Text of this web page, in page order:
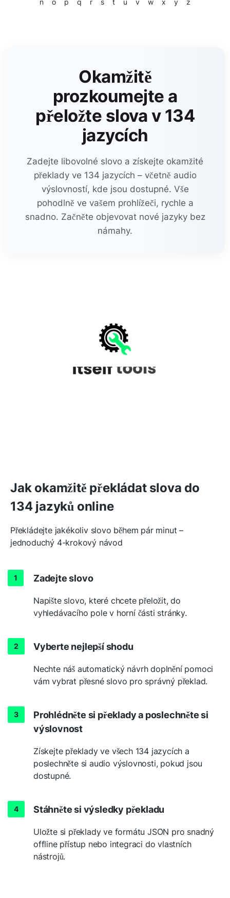
n o p q r s t u v w x y z
Okamžitě
prozkoumejte a
přeložte slova v 134
jazycích
Zadejte libovolné slovo a získejte okamžité
překlady ve 134 jazycích – včetně audio
výslovností, kde jsou dostupné. Vše
pohodlně ve vašem prohlížeči, rychle a
snadno. Začněte objevovat nové jazyky bez
námahy.
Jak okamžitě překládat slova do
134 jazyků online
Překládejte jakékoliv slovo během pár minut –
jednoduchý 4-krokový návod
Zadejte slovo
Napište slovo, které chcete přeložit, do
vyhledávacího pole v horní části stránky.
Vyberte nejlepší shodu
Nechte náš automatický návrh doplnění pomoci
vám vybrat přesné slovo pro správný překlad.
Prohlédněte si překlady a poslechněte si
výslovnost
Získejte překlady ve všech 134 jazycích a
poslechněte si audio výslovnosti, pokud jsou
dostupné.
Stáhněte si výsledky překladu
Uložte si překlady ve formátu JSON pro snadný
offline přístup nebo integraci do vlastních
nástrojů.